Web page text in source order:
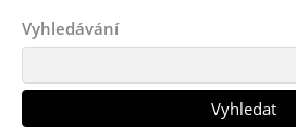
Vyhledávání